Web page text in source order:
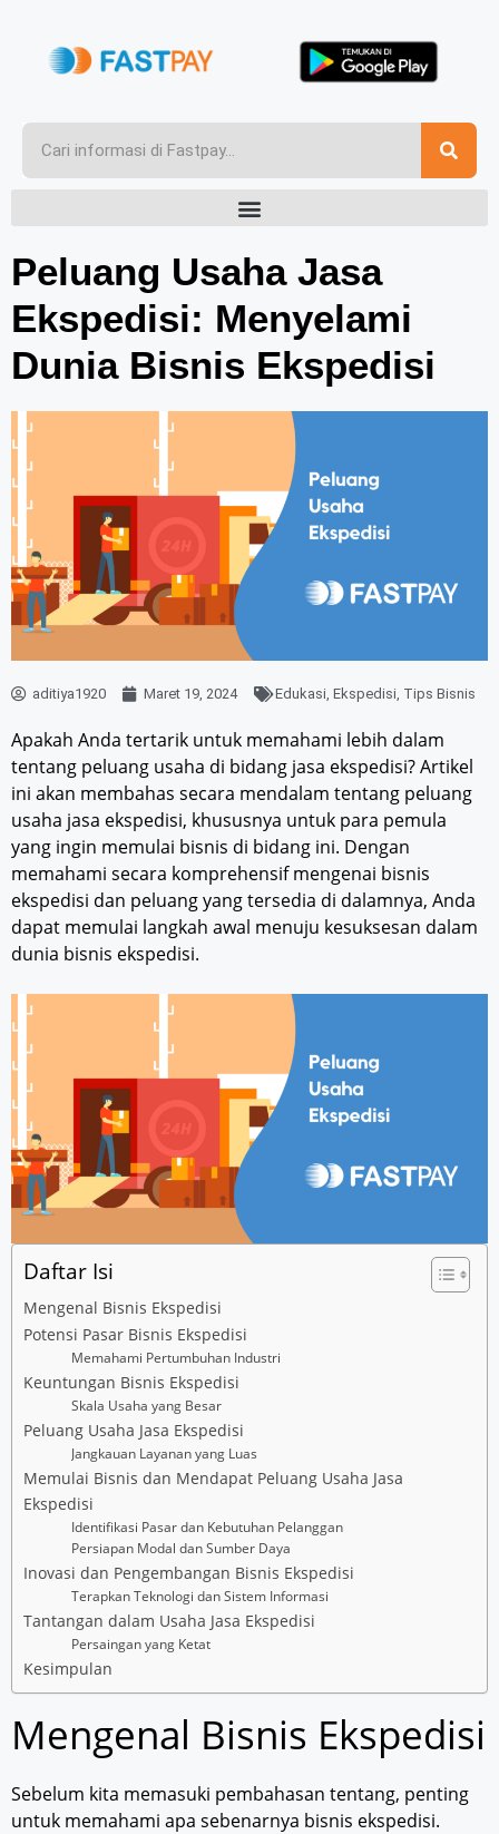
Peluang Usaha Jasa
Ekspedisi: Menyelami
Dunia Bisnis Ekspedisi
aditiya1920 Maret 19, 2024 Edukasi, Ekspedisi, Tips Bisnis
Apakah Anda tertarik untuk memahami lebih dalam
tentang peluang usaha di bidang jasa ekspedisi? Artikel
ini akan membahas secara mendalam tentang peluang
usaha jasa ekspedisi, khususnya untuk para pemula
yang ingin memulai bisnis di bidang ini. Dengan
memahami secara komprehensif mengenai bisnis
ekspedisi dan peluang yang tersedia di dalamnya, Anda
dapat memulai langkah awal menuju kesuksesan dalam
dunia bisnis ekspedisi.
Daftar Isi
Mengenal Bisnis Ekspedisi
Potensi Pasar Bisnis Ekspedisi
Memahami Pertumbuhan Industri
Keuntungan Bisnis Ekspedisi
Skala Usaha yang Besar
Peluang Usaha Jasa Ekspedisi
Jangkauan Layanan yang Luas
Memulai Bisnis dan Mendapat Peluang Usaha Jasa
Ekspedisi
Identifikasi Pasar dan Kebutuhan Pelanggan
Persiapan Modal dan Sumber Daya
Inovasi dan Pengembangan Bisnis Ekspedisi
Terapkan Teknologi dan Sistem Informasi
Tantangan dalam Usaha Jasa Ekspedisi
Persaingan yang Ketat
Kesimpulan
Mengenal Bisnis Ekspedisi
Sebelum kita memasuki pembahasan tentang, penting
untuk memahami apa sebenarnya bisnis ekspedisi.